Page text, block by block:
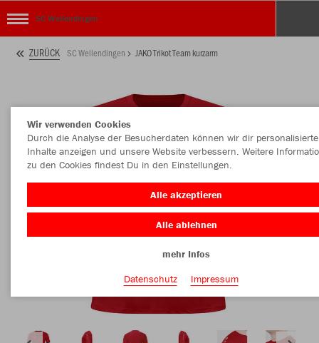
SC Wellendingen
ZURÜCK SC Wellendingen JAKO Trikot Team kurzarm
Wir verwenden Cookies
Durch die Analyse der Besucherdaten können wir dir personalisierte
Inhalte anzeigen und unsere Website verbessern. Weitere
zu den Cookies findest Du in den Einstellungen.
Alle akzeptieren
Alle ablehnen
mehr Infos
Datenschutz
Impressum